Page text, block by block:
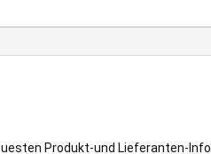
Produkt-und Lieferanten-Info.